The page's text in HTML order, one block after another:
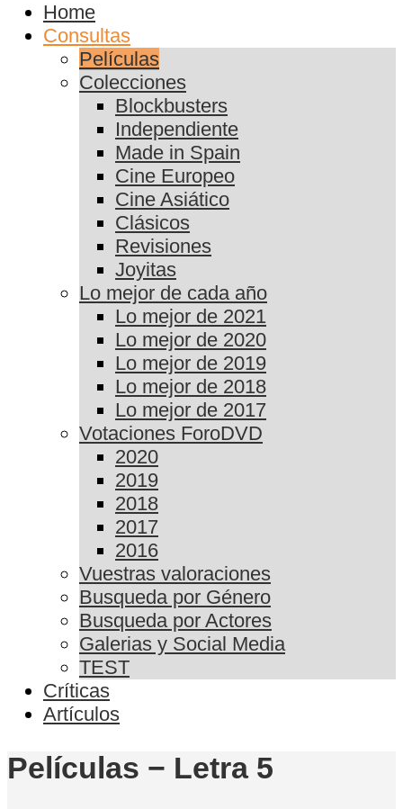
Home
Consultas
Películas
Colecciones
Blockbusters
Independiente
Made in Spain
Cine Europeo
Cine Asiático
Clásicos
Revisiones
Joyitas
Lo mejor de cada año
Lo mejor de 2021
Lo mejor de 2020
Lo mejor de 2019
Lo mejor de 2018
Lo mejor de 2017
Votaciones ForoDVD
2020
2019
2018
2017
2016
Vuestras valoraciones
Busqueda por Género
Busqueda por Actores
Galerias y Social Media
TEST
Críticas
Artículos
Películas − Letra 5